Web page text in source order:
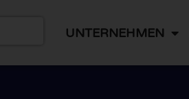
UNTERNEHMEN